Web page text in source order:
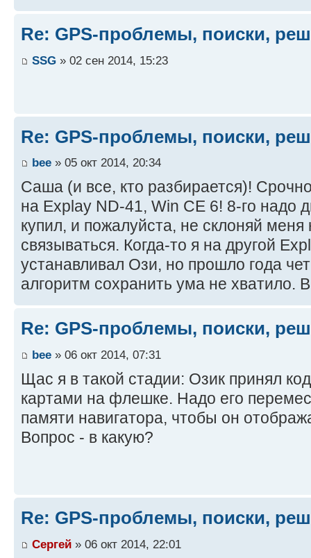
Re: GPS-проблемы, поиски,
SSG » 02 сен 2014, 15:23
Re: GPS-проблемы, поиски,
bee » 05 окт 2014, 20:34
Саша (и все, кто разбирается)!
на Explay ND-41, Win CE 6! 8-го надо
купил, и пожалуйста, не склоняй
связываться. Когда-то я на другой
устанавливал Ози, но прошло года
алгоритм сохранить ума не
Re: GPS-проблемы, поиски,
bee » 06 окт 2014, 07:31
Щас я в такой стадии: Озик принял
картами на флешке. Надо его
памяти навигатора, чтобы он
Вопрос - в какую?
Re: GPS-проблемы, поиски,
Сергей » 06 окт 2014, 22:01